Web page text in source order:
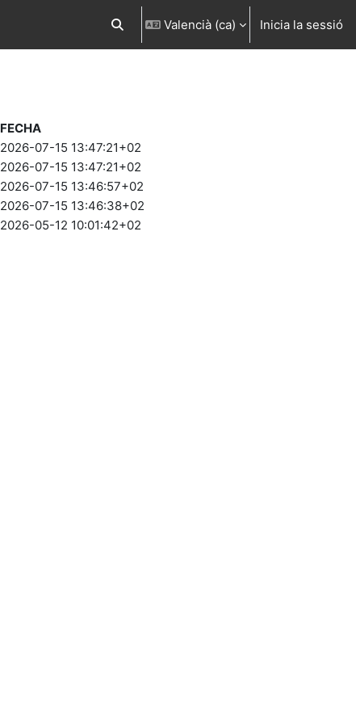
Commuta l'entrada de la cerca
Valencià ‎(ca)‎ Inicia la sessió
FECHA
2026-07-15 13:47:21+02
2026-07-15 13:47:21+02
2026-07-15 13:46:57+02
2026-07-15 13:46:38+02
2026-05-12 10:01:42+02